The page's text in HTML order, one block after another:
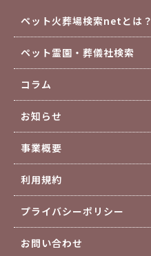
ペット火葬場検索netとは？
ペット霊園・葬儀社検索
コラム
お知らせ
事業概要
利用規約
プライバシーポリシー
お問い合わせ